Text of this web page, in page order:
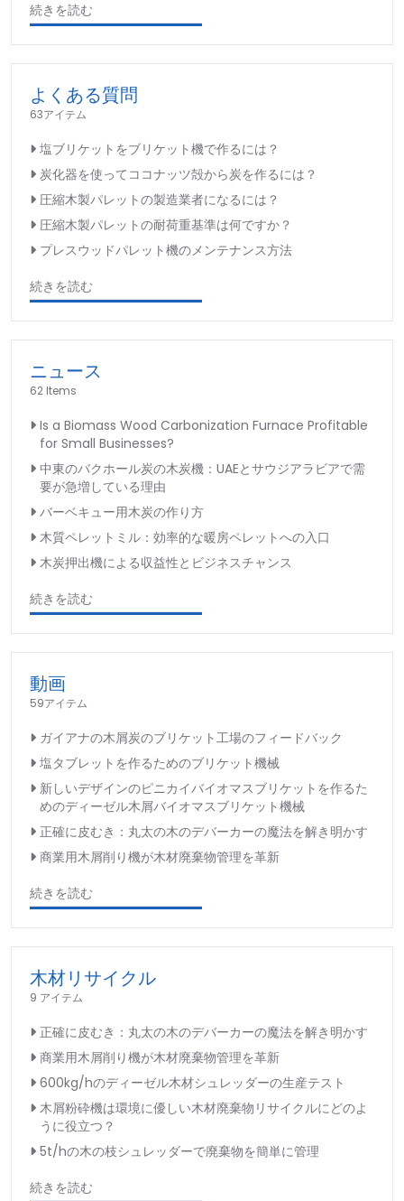
続きを読む
よくある質問
63アイテム
塩ブリケットをブリケット機で作るには？
炭化器を使ってココナッツ殻から炭を作るには？
圧縮木製パレットの製造業者になるには？
圧縮木製パレットの耐荷重基準は何ですか？
プレスウッドパレット機のメンテナンス方法
続きを読む
ニュース
62 Items
Is a Biomass Wood Carbonization Furnace Profitable
for Small Businesses?
中東のバクホール炭の木炭機：UAEとサウジアラビアで需
要が急増している理由
バーベキュー用木炭の作り方
木質ペレットミル：効率的な暖房ペレットへの入口
木炭押出機による収益性とビジネスチャンス
続きを読む
動画
59アイテム
ガイアナの木屑炭のブリケット工場のフィードバック
塩タブレットを作るためのブリケット機械
新しいデザインのピニカイバイオマスブリケットを作るた
めのディーゼル木屑バイオマスブリケット機械
正確に皮むき：丸太の木のデバーカーの魔法を解き明かす
商業用木屑削り機が木材廃棄物管理を革新
続きを読む
木材リサイクル
9 アイテム
正確に皮むき：丸太の木のデバーカーの魔法を解き明かす
商業用木屑削り機が木材廃棄物管理を革新
600kg/hのディーゼル木材シュレッダーの生産テスト
木屑粉砕機は環境に優しい木材廃棄物リサイクルにどのよ
うに役立つ？
5t/hの木の枝シュレッダーで廃棄物を簡単に管理
続きを読む